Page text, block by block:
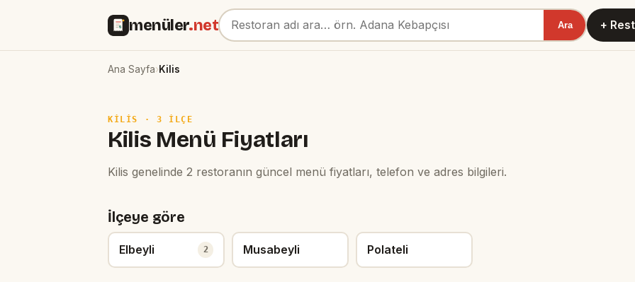
menüler.net Ara +
Ana Sayfa›Kilis
KILIS · 3 ILÇE
Kilis Menü Fiyatları
Kilis genelinde 2 restoranın güncel menü fiyatları, telefon ve adres bilgileri.
İlçeye göre
Elbeyli 2 Musabeyli Polateli